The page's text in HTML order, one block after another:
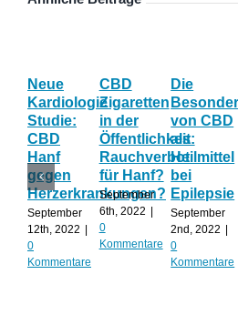
Neue
Kardiologie
Studie:
CBD
Hanf
gegen
Herzerkrankungen?
September
12th, 2022
0
Kommentare
CBD
Zigaretten
in der
Öffentlichkeit:
Rauchverbot
für Hanf?
September
6th, 2022
0
Kommentare
Die
von CBD
als
Heilmittel
bei
Epilepsie
September
2nd, 2022
0
Kommentare